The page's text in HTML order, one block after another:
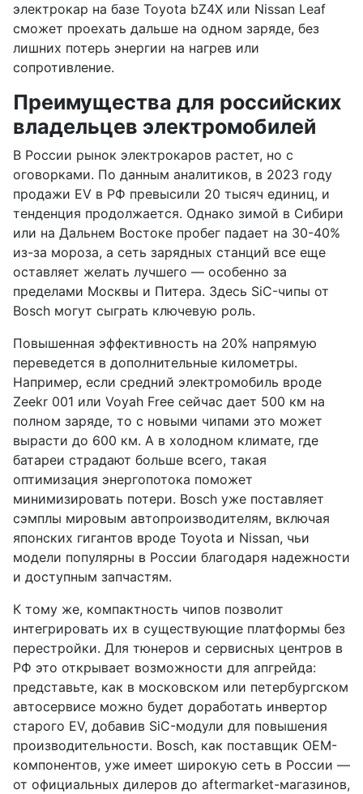
электрокар на базе Toyota bZ4X или Nissan Leaf
сможет проехать дальше на одном заряде, без
лишних потерь энергии на нагрев или
сопротивление.
Преимущества для российских
владельцев электромобилей
В России рынок электрокаров растет, но с
оговорками. По данным аналитиков, в 2023 году
продажи EV в РФ превысили 20 тысяч единиц, и
тенденция продолжается. Однако зимой в Сибири
или на Дальнем Востоке пробег падает на 30-40%
из-за мороза, а сеть зарядных станций все еще
оставляет желать лучшего — особенно за
пределами Москвы и Питера. Здесь SiC-чипы от
Bosch могут сыграть ключевую роль.
Повышенная эффективность на 20% напрямую
переведется в дополнительные километры.
Например, если средний электромобиль вроде
Zeekr 001 или Voyah Free сейчас дает 500 км на
полном заряде, то с новыми чипами это может
вырасти до 600 км. А в холодном климате, где
батареи страдают больше всего, такая
оптимизация энергопотока поможет
минимизировать потери. Bosch уже поставляет
сэмплы мировым автопроизводителям, включая
японских гигантов вроде Toyota и Nissan, чьи
модели популярны в России благодаря надежности
и доступным запчастям.
К тому же, компактность чипов позволит
интегрировать их в существующие платформы без
перестройки. Для тюнеров и сервисных центров в
РФ это открывает возможности для апгрейда:
представьте, как в московском или петербургском
автосервисе можно будет доработать инвертор
старого EV, добавив SiC-модули для повышения
производительности. Bosch, как поставщик OEM-
компонентов, уже имеет широкую сеть в России —
от официальных дилеров до aftermarket-магазинов,